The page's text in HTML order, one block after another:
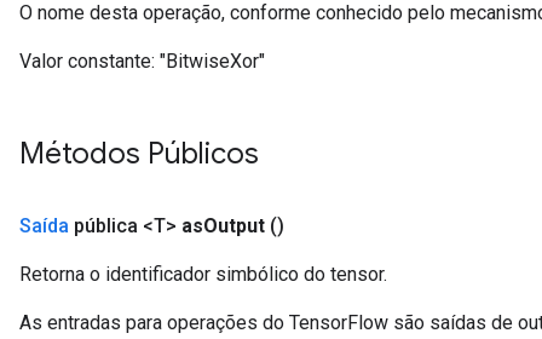
O nome desta operação, conforme conhecido pelo
Valor constante: "BitwiseXor"
Métodos Públicos
Saída pública <T> asOutput ()
Retorna o identificador simbólico do tensor.
As entradas para operações do TensorFlow são saídas de